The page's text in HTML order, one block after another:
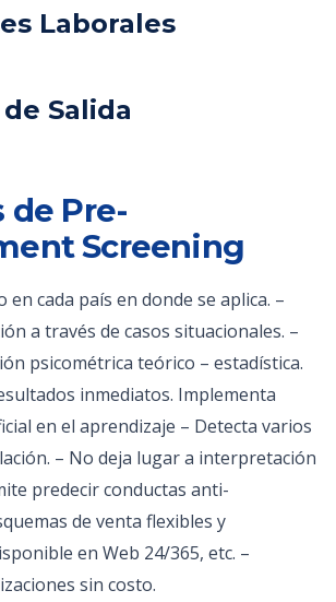
Laborales
Salida
de Pre-
Screening
en cada país en donde se aplica. –
a través de casos situacionales. –
psicométrica teórico – estadística.
inmediatos. Implementa
en el aprendizaje – Detecta varios
– No deja lugar a interpretación
predecir conductas anti-
de venta flexibles y
en Web 24/365, etc. –
sin costo.